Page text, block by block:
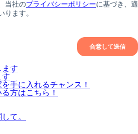
す
手に入れるチャンス！
方はこちら！
て。